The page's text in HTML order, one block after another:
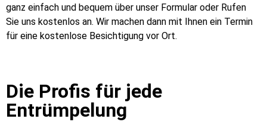
ganz einfach und bequem über unser Formular oder Rufen
Sie uns kostenlos an. Wir machen dann mit Ihnen ein Termin
für eine kostenlose Besichtigung vor Ort.
Die Profis für jede
Entrümpelung